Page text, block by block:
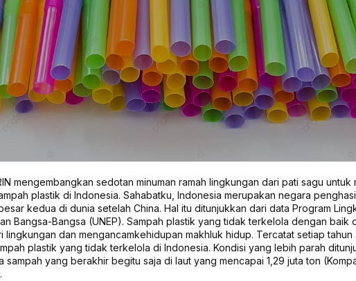
mengembangkan sedotan minuman ramah lingkungan dari pati sagu untuk
plastik di Indonesia. Sahabatku, Indonesia merupakan negara
kedua di dunia setelah China. Hal itu ditunjukkan dari data Program
Bangsa-Bangsa (UNEP). Sampah plastik yang tidak terkelola dengan baik
lingkungan dan mengancamkehidupan makhluk hidup. Tercatat setiap tahun
plastik yang tidak terkelola di Indonesia. Kondisi yang lebih parah
sampah yang berakhir begitu saja di laut yang mencapai 1,29 juta ton